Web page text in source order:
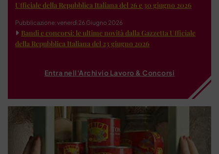
Ufficiale della Repubblica Italiana del 26 e 30 giugno 2026
Pubblicazione: venerdì 26 Giugno 2026
Bandi e concorsi: le ultime novità dalla Gazzetta Ufficiale
della Repubblica Italiana del 23 giugno 2026
Entra nell'Archivio Lavoro & Concorsi